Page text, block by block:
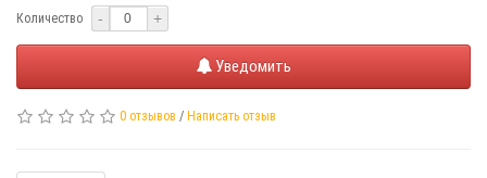
Количество - +
Уведомить
0 отзывов / Написать отзыв